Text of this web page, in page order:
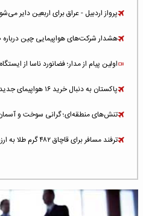
پرواز اردبیل - عراق برای اربعین دایر
هشدار شرکت‌های هواپیمایی چین
اولین پیام از مدار؛ فضانورد ناسا از
پاکستان به دنبال خرید ۱۶ هواپیمای جدید برای ناوگان PIA
تنش‌های منطقه‌ای؛ گرانی سوخت و آسمان
ترفند مسافر برای قاچاق ۴۸۲ گرم طلا به ارزش ۸۲ میلیارد ریال
شلوغ‌ترین فرودگاه‌های اروپا در ۲۰۲۵: لندن، استانبول و پاریس